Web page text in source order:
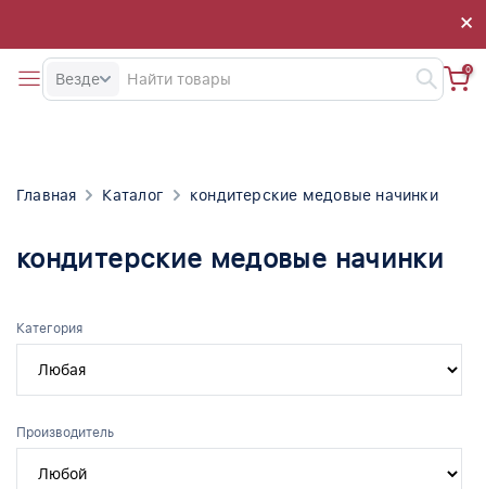
×
×
Везде
0
Главная Каталог кондитерские медовые начинки
кондитерские медовые начинки
Категория
Производитель